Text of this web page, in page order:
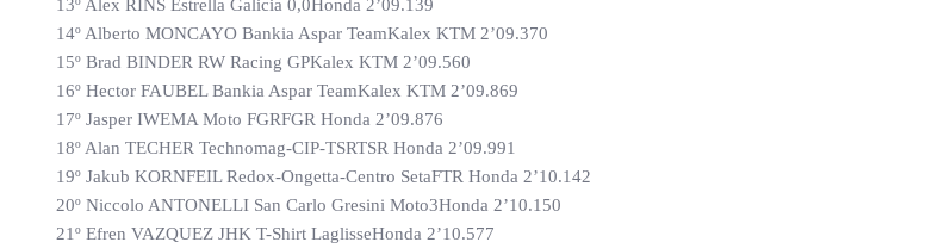
13º Alex RINS Estrella Galicia 0,0Honda 2’09.139
14º Alberto MONCAYO Bankia Aspar TeamKalex KTM 2’09.370
15º Brad BINDER RW Racing GPKalex KTM 2’09.560
16º Hector FAUBEL Bankia Aspar TeamKalex KTM 2’09.869
17º Jasper IWEMA Moto FGRFGR Honda 2’09.876
18º Alan TECHER Technomag-CIP-TSRTSR Honda 2’09.991
19º Jakub KORNFEIL Redox-Ongetta-Centro SetaFTR Honda 2’10.142
20º Niccolo ANTONELLI San Carlo Gresini Moto3Honda 2’10.150
21º Efren VAZQUEZ JHK T-Shirt LaglisseHonda 2’10.577